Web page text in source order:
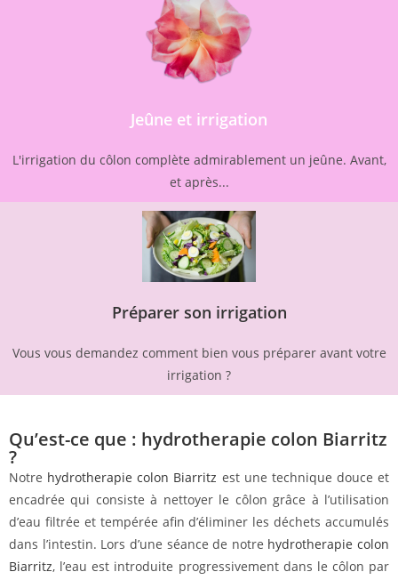
Jeûne et irrigation
L'irrigation du côlon complète admirablement un jeûne. Avant,
et après...
Préparer son irrigation
Vous vous demandez comment bien vous préparer avant votre
irrigation ?
Qu’est-ce que : hydrotherapie colon Biarritz
?
Notre hydrotherapie colon Biarritz est une technique douce et
encadrée qui consiste à nettoyer le côlon grâce à l’utilisation
d’eau filtrée et tempérée afin d’éliminer les déchets accumulés
dans l’intestin. Lors d’une séance de notre hydrotherapie colon
Biarritz, l’eau est introduite progressivement dans le côlon par